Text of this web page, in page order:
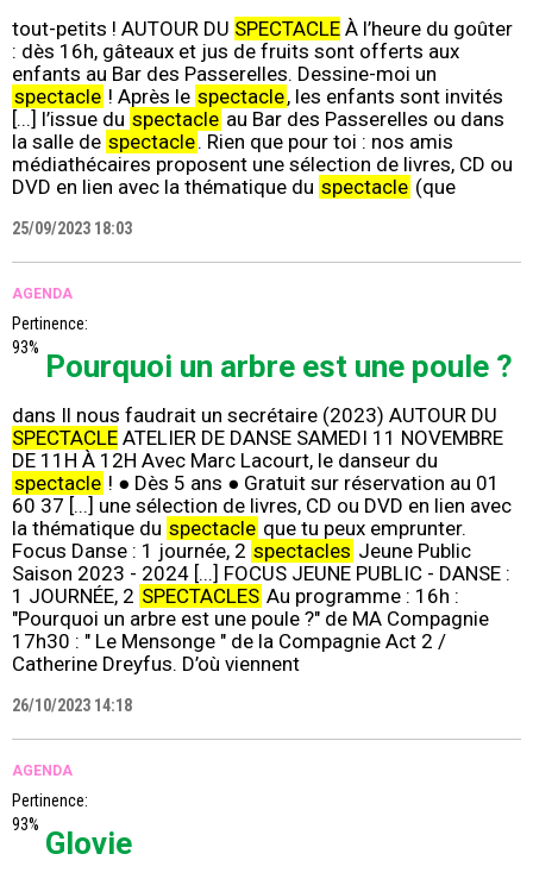
tout-petits ! AUTOUR DU SPECTACLE À l’heure du goûter
: dès 16h, gâteaux et jus de fruits sont offerts aux
enfants au Bar des Passerelles. Dessine-moi un
spectacle ! Après le spectacle, les enfants sont invités
[...] l’issue du spectacle au Bar des Passerelles ou dans
la salle de spectacle. Rien que pour toi : nos amis
médiathécaires proposent une sélection de livres, CD ou
DVD en lien avec la thématique du spectacle (que
25/09/2023 18:03
AGENDA
Pertinence:
93%
Pourquoi un arbre est une poule ?
dans Il nous faudrait un secrétaire (2023) AUTOUR DU
SPECTACLE ATELIER DE DANSE SAMEDI 11 NOVEMBRE
DE 11H À 12H Avec Marc Lacourt, le danseur du
spectacle ! ● Dès 5 ans ● Gratuit sur réservation au 01
60 37 [...] une sélection de livres, CD ou DVD en lien avec
la thématique du spectacle que tu peux emprunter.
Focus Danse : 1 journée, 2 spectacles Jeune Public
Saison 2023 - 2024 [...] FOCUS JEUNE PUBLIC - DANSE :
1 JOURNÉE, 2 SPECTACLES Au programme : 16h :
"Pourquoi un arbre est une poule ?" de MA Compagnie
17h30 : " Le Mensonge " de la Compagnie Act 2 /
Catherine Dreyfus. D’où viennent
26/10/2023 14:18
AGENDA
Pertinence:
93%
Glovie